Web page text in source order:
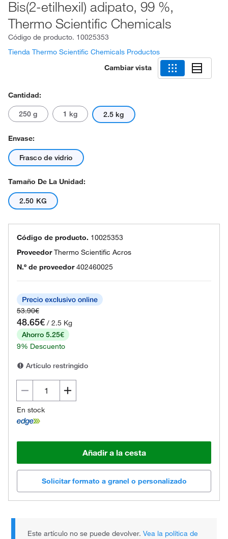
Bis(2-etilhexil) adipato, 99 %,
Thermo Scientific Chemicals
Código de producto. 10025353
Tienda Thermo Scientific Chemicals Productos
Cambiar vista
Cantidad:
250 g 1 kg 2.5 kg
Envase:
Frasco de vidrio
Tamaño De La Unidad:
2.50 KG
Código de producto. 10025353
ProveedorThermo Scientific Acros
N.º de proveedor 402460025
53.90€
48.65€ / 2.5 Kg
Ahorro 5.25€
9% Descuento
Artículo restringido
En stock
Añadir a la cesta
Solicitar formato a granel o personalizado
Este artículo no se puede devolver.Vea la política de